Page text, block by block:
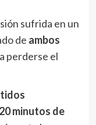
sufrida en un
de ambos
perderse el
minutos de